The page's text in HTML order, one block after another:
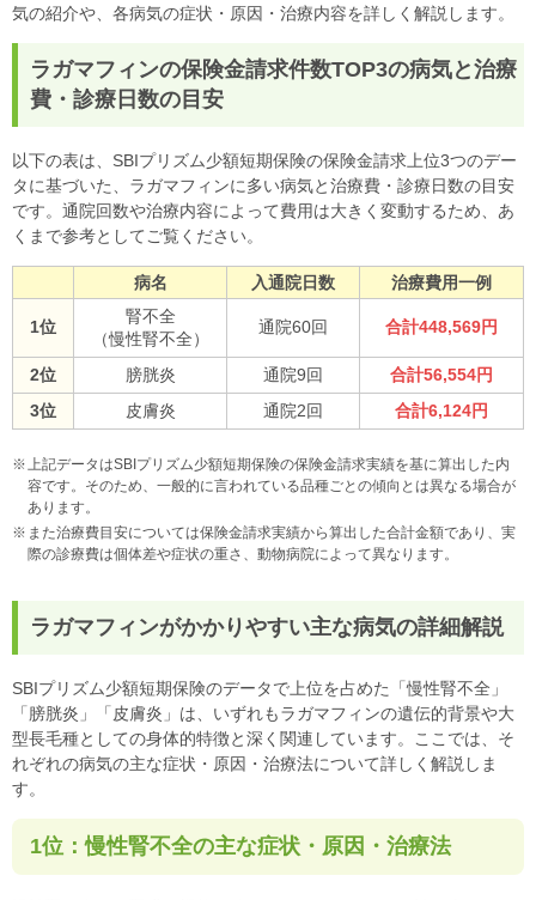
気の紹介や、各病気の症状・原因・治療内容を詳しく解説します。
ラガマフィンの保険金請求件数TOP3の病気と治療
費・診療日数の目安
以下の表は、SBIプリズム少額短期保険の保険金請求上位3つのデー
タに基づいた、ラガマフィンに多い病気と治療費・診療日数の目安
です。通院回数や治療内容によって費用は大きく変動するため、あ
くまで参考としてご覧ください。
病名 入通院日数 治療費用一例
1位
腎不全
（慢性腎不全）
通院60回 合計448,569円
2位 膀胱炎 通院9回
合計56,554円
3位
皮膚炎 通院2回 合計6,124円
上記データはSBIプリズム少額短期保険の保険金請求実績を基に算出した内
容です。そのため、一般的に言われている品種ごとの傾向とは異なる場合が
あります。
また治療費目安については保険金請求実績から算出した合計金額であり、実
際の診療費は個体差や症状の重さ、動物病院によって異なります。
ラガマフィンがかかりやすい主な病気の詳細解説
SBIプリズム少額短期保険のデータで上位を占めた「慢性腎不全」
「膀胱炎」「皮膚炎」は、いずれもラガマフィンの遺伝的背景や大
型長毛種としての身体的特徴と深く関連しています。ここでは、そ
れぞれの病気の主な症状・原因・治療法について詳しく解説しま
す。
1位：慢性腎不全の主な症状・原因・治療法